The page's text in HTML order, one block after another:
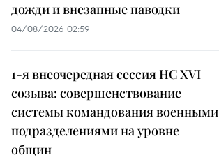
дожди и внезапные паводки
04/08/2026 02:59
1-я внеочередная сессия НС XVI
созыва: совершенствование
системы командования военными
подразделениями на уровне
общин